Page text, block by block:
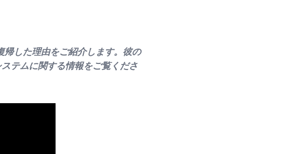
した理由をご紹介します。彼の
テムに関する情報をご覧くださ